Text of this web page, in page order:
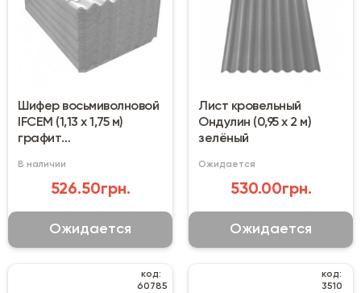
Шифер восьмиволновой
IFCEM (1,13 х 1,75 м)
графит
В наличии
526.50грн.
Ожидается
Лист кровельный
Ондулин (0,95 х 2 м)
зелёный
Ожидается
530.00грн.
Ожидается
код:
60785
код:
3510